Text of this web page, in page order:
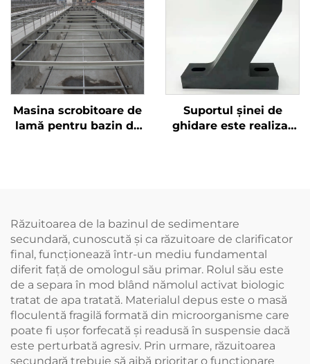
rectangular
Masina scrobitoare de
lamă pentru bazin de
Suportul șinei de
ghidare este realizat
Răzuitoarea de la bazinul de sedimentare
secundară, cunoscută și ca răzuitoare de clarificator
final, funcționează într-un mediu fundamental
diferit față de omologul său primar. Rolul său este
de a separa în mod blând nămolul activat biologic
tratat de apa tratată. Materialul depus este o masă
floculentă fragilă formată din microorganisme care
poate fi ușor forfecată și readusă în suspensie dacă
este perturbată agresiv. Prin urmare, răzuitoarea
secundară trebuie să aibă prioritar o funcționare